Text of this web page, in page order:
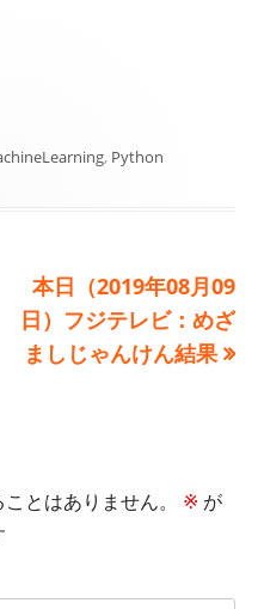
, Python
次
の
記
本日（2019年08月09
日）フジテレビ：めざ
ましじゃんけん結果
とはありません。 ※ が